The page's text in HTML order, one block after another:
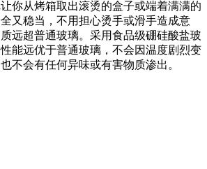
你从烤箱取出滚烫的盒子或端着满满的
又稳当，不用担心烫手或滑手造成意
远超普通玻璃。采用食品级硼硅酸盐玻
能远优于普通玻璃，不会因温度剧烈变
不会有任何异味或有害物质渗出。